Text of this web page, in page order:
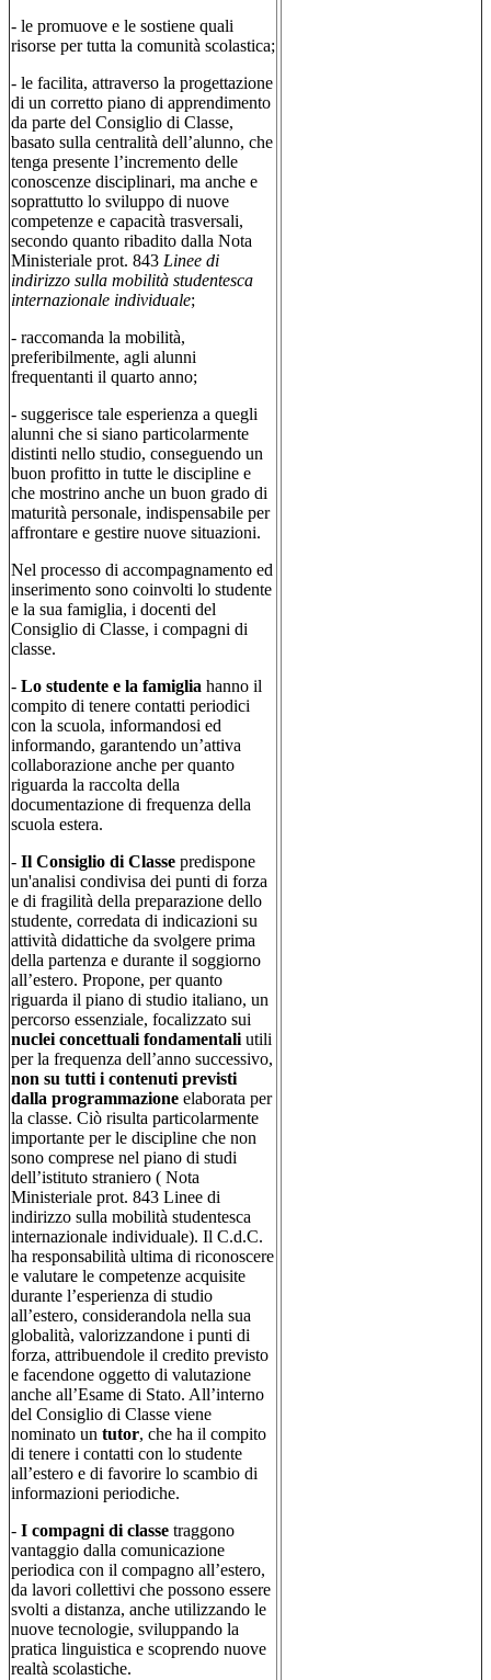
- le promuove e le sostiene quali
risorse per tutta la comunità scolastica;
- le facilita, attraverso la progettazione
di un corretto piano di apprendimento
da parte del Consiglio di Classe,
basato sulla centralità dell’alunno, che
tenga presente l’incremento delle
conoscenze disciplinari, ma anche e
soprattutto lo sviluppo di nuove
competenze e capacità trasversali,
secondo quanto ribadito dalla Nota
Ministeriale prot. 843 Linee di
indirizzo sulla mobilità studentesca
internazionale individuale;
- raccomanda la mobilità,
preferibilmente, agli alunni
frequentanti il quarto anno;
- suggerisce tale esperienza a quegli
alunni che si siano particolarmente
distinti nello studio, conseguendo un
buon profitto in tutte le discipline e
che mostrino anche un buon grado di
maturità personale, indispensabile per
affrontare e gestire nuove situazioni.
Nel processo di accompagnamento ed
inserimento sono coinvolti lo studente
e la sua famiglia, i docenti del
Consiglio di Classe, i compagni di
classe.
- Lo studente e la famiglia hanno il
compito di tenere contatti periodici
con la scuola, informandosi ed
informando, garantendo un’attiva
collaborazione anche per quanto
riguarda la raccolta della
documentazione di frequenza della
scuola estera.
- Il Consiglio di Classe predispone
un'analisi condivisa dei punti di forza
e di fragilità della preparazione dello
studente, corredata di indicazioni su
attività didattiche da svolgere prima
della partenza e durante il soggiorno
all’estero. Propone, per quanto
riguarda il piano di studio italiano, un
percorso essenziale, focalizzato sui
nuclei concettuali fondamentali utili
per la frequenza dell’anno successivo,
non su tutti i contenuti previsti
dalla programmazione elaborata per
la classe. Ciò risulta particolarmente
importante per le discipline che non
sono comprese nel piano di studi
dell’istituto straniero ( Nota
Ministeriale prot. 843 Linee di
indirizzo sulla mobilità studentesca
internazionale individuale). Il C.d.C.
ha responsabilità ultima di riconoscere
e valutare le competenze acquisite
durante l’esperienza di studio
all’estero, considerandola nella sua
globalità, valorizzandone i punti di
forza, attribuendole il credito previsto
e facendone oggetto di valutazione
anche all’Esame di Stato. All’interno
del Consiglio di Classe viene
nominato un tutor, che ha il compito
di tenere i contatti con lo studente
all’estero e di favorire lo scambio di
informazioni periodiche.
- I compagni di classe traggono
vantaggio dalla comunicazione
periodica con il compagno all’estero,
da lavori collettivi che possono essere
svolti a distanza, anche utilizzando le
nuove tecnologie, sviluppando la
pratica linguistica e scoprendo nuove
realtà scolastiche.